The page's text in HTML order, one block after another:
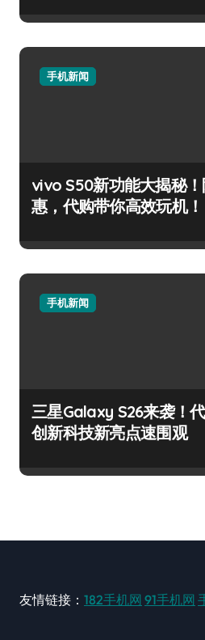
手机新闻
vivo S50新功能大揭秘
惠，代购带你高效玩机！
手机新闻
三星Galaxy S26来袭！
创新科技新亮点速围观
友情链接： 182手机网 91手机网